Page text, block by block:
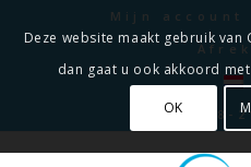
Mijn account
0348-
Deze website maakt gebruik
dan gaat u ook akkoord
OK